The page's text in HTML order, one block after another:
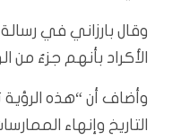
وقال بارزاني في
الأكراد بأنهم جزءٌ
وأضاف أن “هذه
التاريخ وإنهاء